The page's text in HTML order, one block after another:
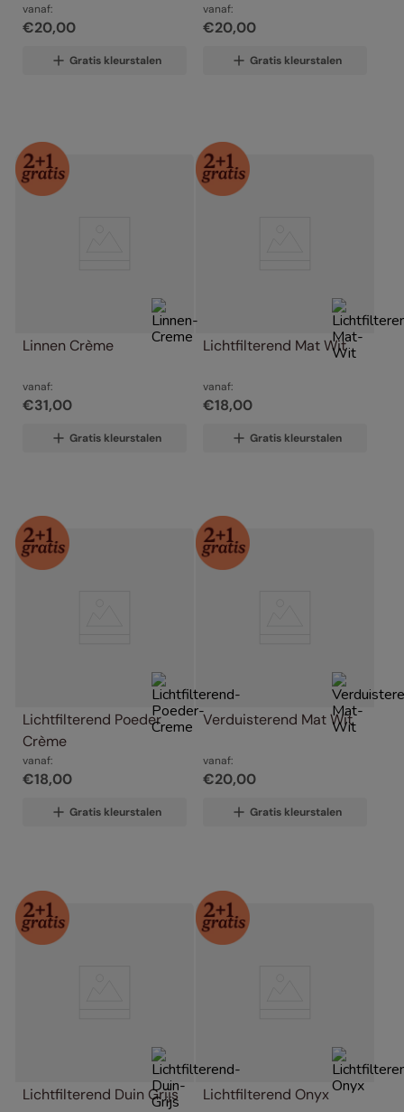
vanaf:
€20,00
Gratis kleurstalen
vanaf:
€20,00
Gratis kleurstalen
Linnen Crème
vanaf:
€31,00
Gratis kleurstalen
Lichtfilterend Mat Wit
vanaf:
€18,00
Gratis kleurstalen
Lichtfilterend Poeder
Crème
vanaf:
€18,00
Gratis kleurstalen
Verduisterend Mat Wit
vanaf:
€20,00
Gratis kleurstalen
Lichtfilterend Duin Grijs Lichtfilterend Onyx